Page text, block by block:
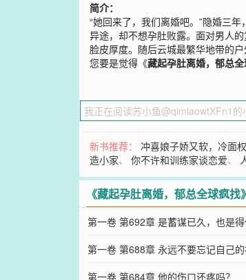
简介：
“她回来了，我们离婚吧。”隐婚三
异途，却不想孕肚败露。面对男人
脸皮厚度。随后云城最繁华地带的
您要是觉得《藏起孕肚离婚，郁总
新书推荐：冲喜娘子娇又软，冷面
造小家、你不许和训练家谈恋爱、
《藏起孕肚离婚，郁总全球疯
第一卷 第692章 是蓄谋已久，也是
(完结)
第一卷 第688章 永远不要忘记自己
第一卷 第684章 他的伤口还疼吗？